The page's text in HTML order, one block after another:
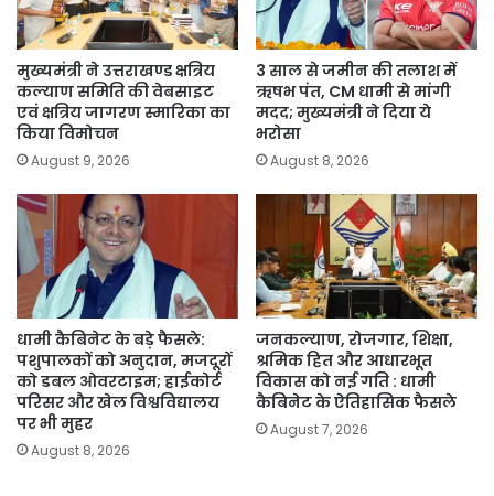
मुख्यमंत्री ने उत्तराखण्ड क्षत्रिय
कल्याण समिति की वेबसाइट
एवं क्षत्रिय जागरण स्मारिका का
किया विमोचन
August 9, 2026
3 साल से जमीन की तलाश में
ऋषभ पंत, CM धामी से मांगी
मदद; मुख्यमंत्री ने दिया ये
भरोसा
August 8, 2026
धामी कैबिनेट के बड़े फैसले:
पशुपालकों को अनुदान, मजदूरों
को डबल ओवरटाइम; हाईकोर्ट
परिसर और खेल विश्वविद्यालय
पर भी मुहर
August 8, 2026
जनकल्याण, रोजगार, शिक्षा,
श्रमिक हित और आधारभूत
विकास को नई गति : धामी
कैबिनेट के ऐतिहासिक फैसले
August 7, 2026